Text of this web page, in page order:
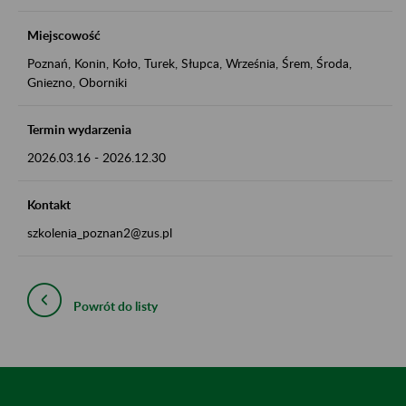
Miejscowość
Poznań, Konin, Koło, Turek, Słupca, Września, Śrem, Środa,
Gniezno, Oborniki
Termin wydarzenia
2026.03.16 - 2026.12.30
Kontakt
szkolenia_poznan2@zus.pl
Powrót do listy